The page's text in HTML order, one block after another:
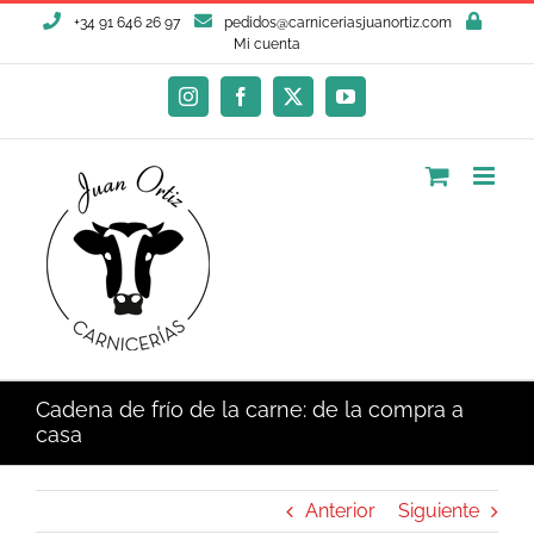
contenido
+34 91 646 26 97
pedidos@carniceriasjuanortiz.com
Mi cuenta
InstagramFacebook
X YouTube
Cadena de frío de la carne: de la compra a
casa
Anterior Siguiente